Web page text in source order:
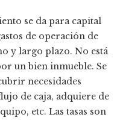
se da para capital
de operación de
y largo plazo. No está
un bien inmueble. Se
necesidades
de caja, adquiere de
etc. Las tasas son